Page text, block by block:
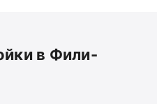
в Фили-